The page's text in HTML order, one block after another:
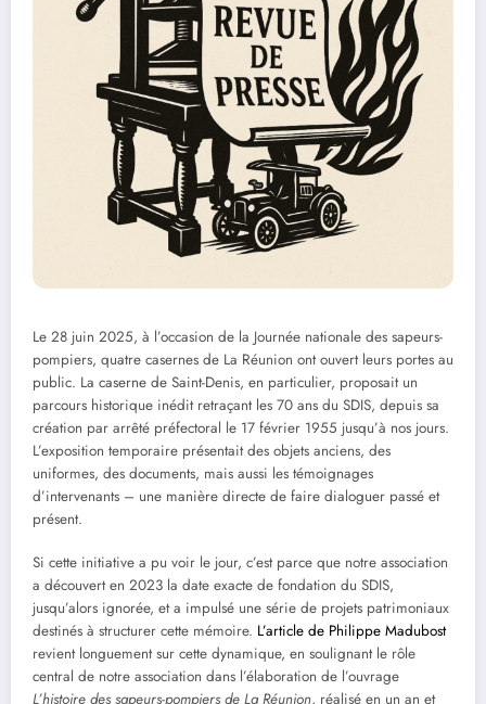
Le 28 juin 2025, à l’occasion de la Journée nationale des sapeurs-
pompiers, quatre casernes de La Réunion ont ouvert leurs portes au
public. La caserne de Saint-Denis, en particulier, proposait un
parcours historique inédit retraçant les 70 ans du SDIS, depuis sa
création par arrêté préfectoral le 17 février 1955 jusqu’à nos jours.
L’exposition temporaire présentait des objets anciens, des
uniformes, des documents, mais aussi les témoignages
d’intervenants – une manière directe de faire dialoguer passé et
présent.
Si cette initiative a pu voir le jour, c’est parce que notre association
a découvert en 2023 la date exacte de fondation du SDIS,
jusqu’alors ignorée, et a impulsé une série de projets patrimoniaux
destinés à structurer cette mémoire. L’article de Philippe Madubost
revient longuement sur cette dynamique, en soulignant le rôle
central de notre association dans l’élaboration de l’ouvrage
L’histoire des sapeurs-pompiers de La Réunion, réalisé en un an et